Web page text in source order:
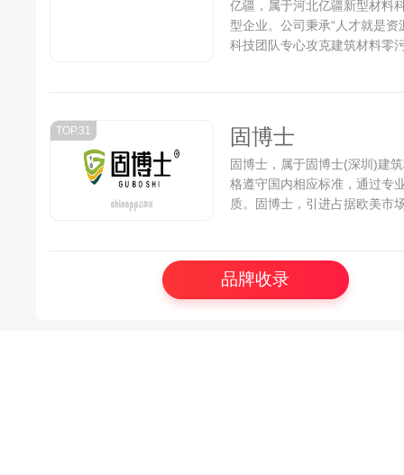
亿疆，属于河北亿疆新型材料
型企业。公司秉承“人才就是
科技团队专心攻克建筑材料零
TOP.31 固博士
固博士，属于‌固博士(深圳)建
格遵守国内相应标准，通过专
质。固博士，引进占据欧美市
工业、轨道交通系统用户的无
品牌收录